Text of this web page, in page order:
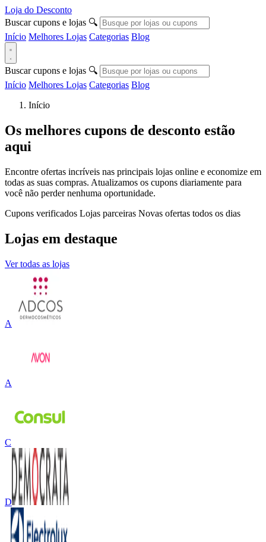
Loja do Desconto
Buscar cupons e lojas 🔍
Início Melhores Lojas Categorias Blog
Buscar cupons e lojas 🔍
Início Melhores Lojas Categorias Blog
Início
Os melhores cupons de desconto estão
aqui
Encontre ofertas incríveis nas principais lojas online e economize em
todas as suas compras. Atualizamos os cupons diariamente para
você não perder nenhuma oportunidade.
Cupons verificados Lojas parceiras Novas ofertas todos os dias
Lojas em destaque
Ver todas as lojas
A
A
C
D